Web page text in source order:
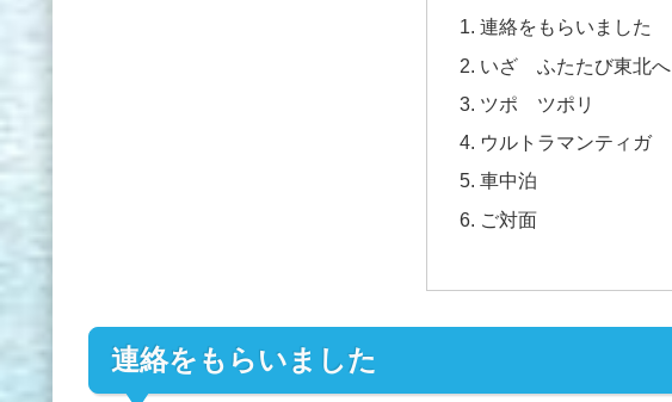
連絡をもらいました
いざ ふたたび東北へ
ツポ ツポリ
ウルトラマンティガ
車中泊
ご対面
連絡をもらいました